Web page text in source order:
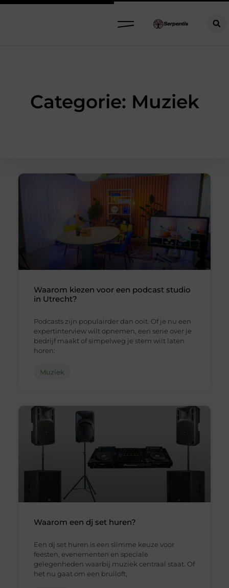
Categorie: Muziek
Waarom kiezen voor een podcast studio
in Utrecht?
Podcasts zijn populairder dan ooit. Of je nu een
expertinterview wilt opnemen, een serie over je
bedrijf maakt of simpelweg je stem wilt laten
horen:
Muziek
Waarom een dj set huren?
Een dj set huren is een slimme keuze voor
feesten, evenementen en speciale
gelegenheden waarbij muziek centraal staat. Of
het nu gaat om een bruiloft,